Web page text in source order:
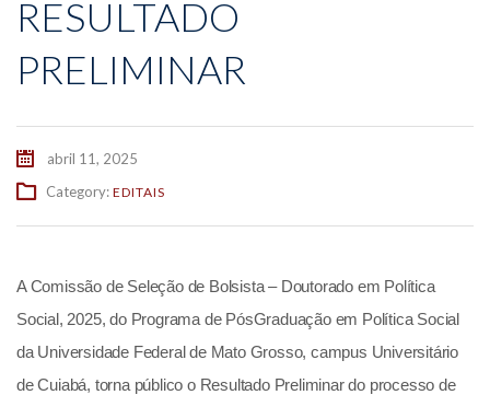
RESULTADO
PRELIMINAR
abril 11, 2025
Category: EDITAIS
A Comissão de Seleção de Bolsista – Doutorado em Política
Social, 2025, do Programa de PósGraduação em Política Social
da Universidade Federal de Mato Grosso, campus Universitário
de Cuiabá, torna público o Resultado Preliminar do processo de